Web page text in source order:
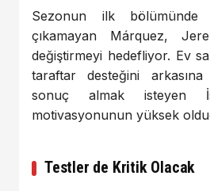
Sezonun ilk bölümünde
çıkamayan Márquez,
değiştirmeyi hedefliyor. Ev
taraftar desteğini
sonuç almak isteyen
motivasyonunun yüksek
Testler de Kritik Olacak